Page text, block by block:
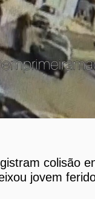
colisão
jovem